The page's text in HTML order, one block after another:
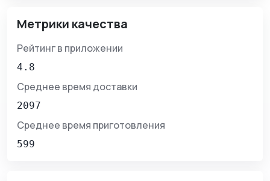
Метрики качества
Рейтинг в приложении
4.8
Среднее время доставки
2097
Среднее время приготовления
599